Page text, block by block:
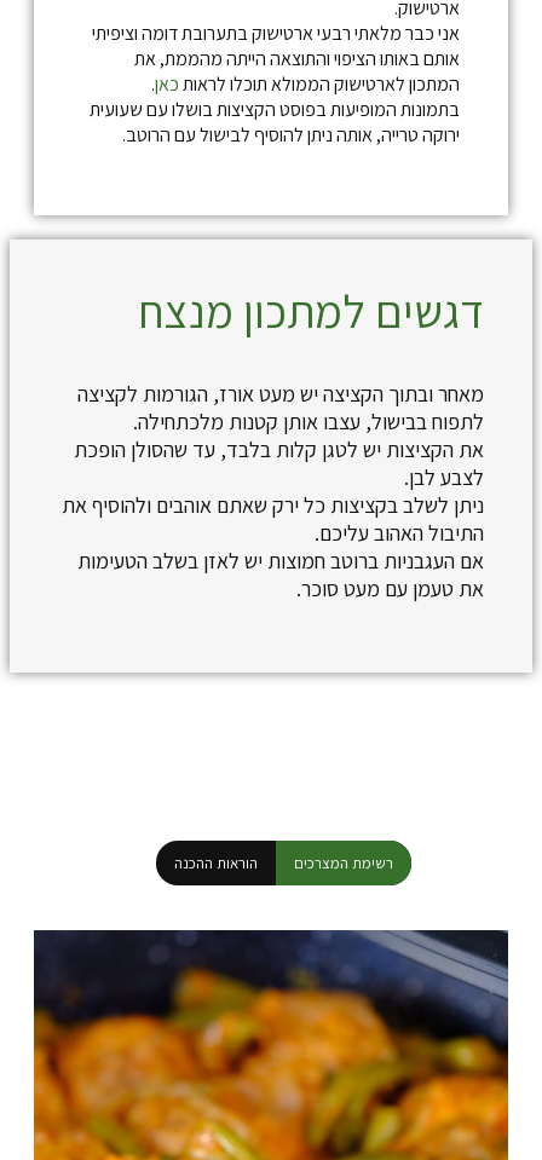
ארטישוק.
אני כבר מלאתי רבעי ארטישוק בתערובת דומה וציפיתי
אותם באותו הציפוי והתוצאה הייתה מהממת, את
המתכון לארטישוק הממולא תוכלו לראותכאן.
בתמונות המופיעות בפוסט הקציצות בושלו עם שעועית
ירוקה טרייה, אותה ניתן להוסיף לבישול עם הרוטב.
דגשים למתכון מנצח
מאחר ובתוך הקציצה יש מעט אורז, הגורמות לקציצה
לתפוח בבישול, עצבו אותן קטנות מלכתחילה.
את הקציצות יש לטגן קלות בלבד, עד שהסולן הופכת
לצבע לבן.
ניתן לשלב בקציצות כל ירק שאתם אוהבים ולהוסיף את
התיבול האהוב עליכם.
אם העגבניות ברוטב חמוצות יש לאזן בשלב הטעימות
את טעמן עם מעט סוכר.
רשימת המצרכים הוראות ההכנה